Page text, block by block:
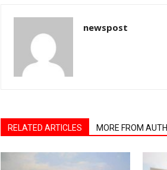
newspost
RELATED ARTICLES MORE FROM